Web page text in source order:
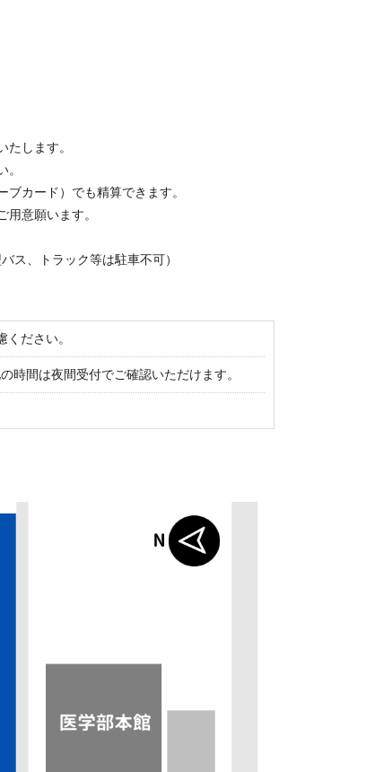
します。
カード）でも精算できます。
意願います。
ス、トラック等は駐車不可）
ださい。
時間は夜間受付でご確認いただけます。